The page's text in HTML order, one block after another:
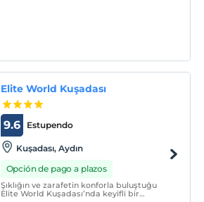
Elite World Kuşadası
Estupendo
9.6
Kuşadası, Aydın
Opción de pago a plazos
Şıklığın ve zarafetin konforla buluştuğu
Elite World Kuşadası’nda keyifli bir